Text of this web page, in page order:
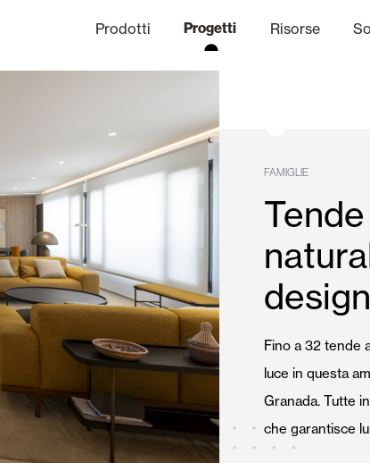
Prodotti
e Tende a Stringhe Tende Esterne
Progetti
Uffici
Risorse
Finiture
Canale Etico
FAMIGLIE
design
Fino a 32 tende
luce in questa
Granada. Tutte
che garantisce